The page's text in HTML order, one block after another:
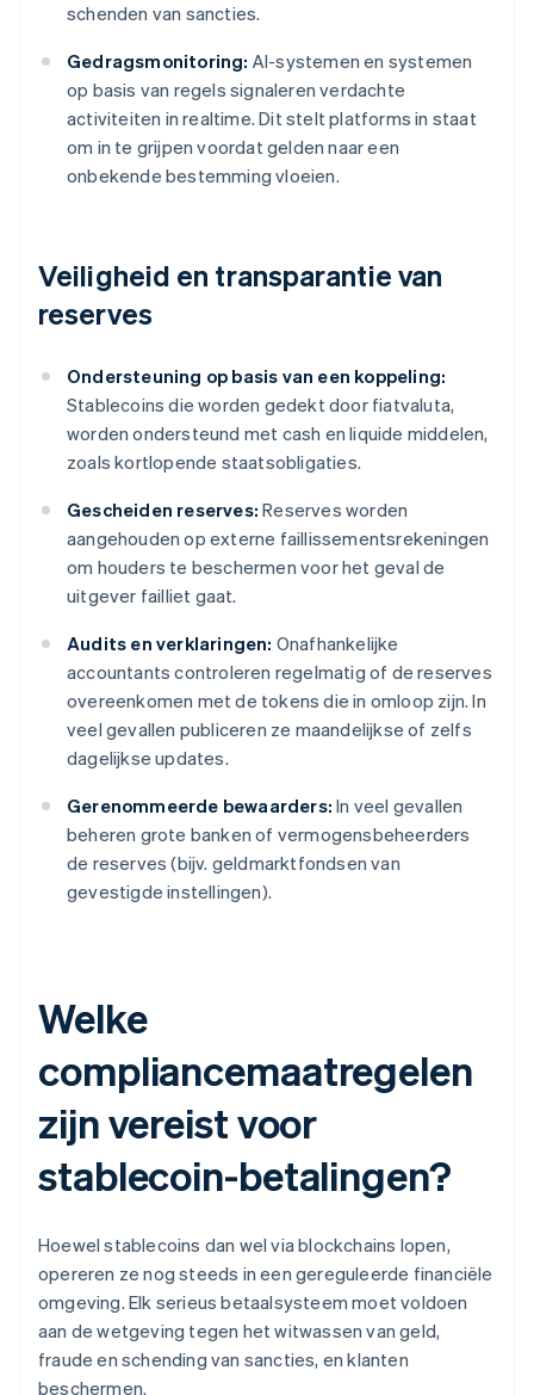
schenden van sancties.
Gedragsmonitoring: AI-systemen en systemen
op basis van regels signaleren verdachte
activiteiten in realtime. Dit stelt platforms in staat
om in te grijpen voordat gelden naar een
onbekende bestemming vloeien.
Veiligheid en transparantie van
reserves
Ondersteuning op basis van een koppeling:
Stablecoins die worden gedekt door fiatvaluta,
worden ondersteund met cash en liquide middelen,
zoals kortlopende staatsobligaties.
Gescheiden reserves: Reserves worden
aangehouden op externe faillissementsrekeningen
om houders te beschermen voor het geval de
uitgever failliet gaat.
Audits en verklaringen: Onafhankelijke
accountants controleren regelmatig of de reserves
overeenkomen met de tokens die in omloop zijn. In
veel gevallen publiceren ze maandelijkse of zelfs
dagelijkse updates.
Gerenommeerde bewaarders: In veel gevallen
beheren grote banken of vermogensbeheerders
de reserves (bijv. geldmarktfondsen van
gevestigde instellingen).
Welke
compliancemaatregelen
zijn vereist voor
stablecoin-betalingen?
Hoewel stablecoins dan wel via blockchains lopen,
opereren ze nog steeds in een gereguleerde financiële
omgeving. Elk serieus betaalsysteem moet voldoen
aan de wetgeving tegen het witwassen van geld,
fraude en schending van sancties, en klanten
beschermen.